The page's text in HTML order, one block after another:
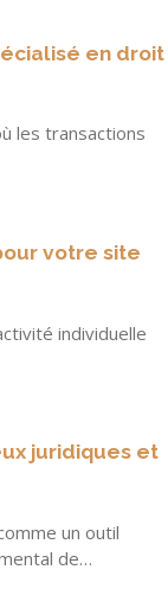
en droit
les transactions
votre site
individuelle
juridiques et
un outil
de…